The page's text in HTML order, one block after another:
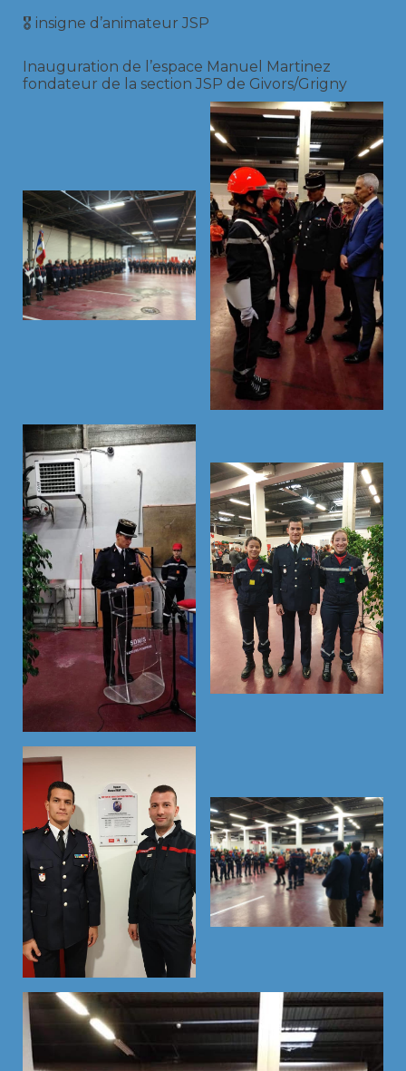
🎖 insigne d’animateur JSP
Inauguration de l’espace Manuel Martinez
fondateur de la section JSP de Givors/Grigny